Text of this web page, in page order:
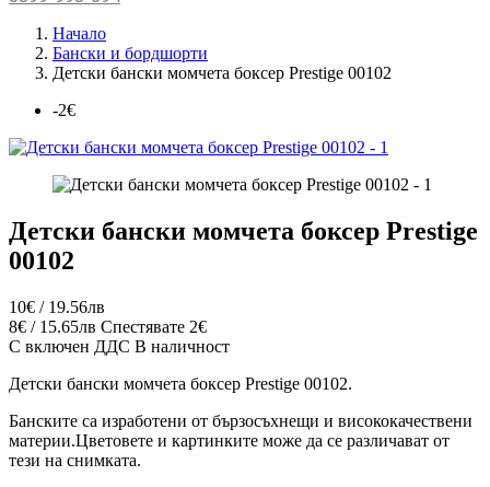
Начало
Бански и бордшорти
Детски бански момчета боксер Prestige 00102
-2€
Детски бански момчета боксер Prestige
00102
10€ / 19.56лв
8€ / 15.65лв Спестявате 2€
С включен ДДС В наличност
Детски бански момчета боксер Prestige 00102.
Банските са изработени от бързосъхнещи и висококачествени
материи.Цветовете и картинките може да се различават от
тези на снимката.